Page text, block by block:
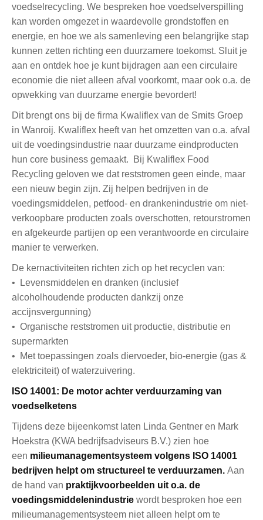
voedselrecycling. We bespreken hoe voedselverspilling
kan worden omgezet in waardevolle grondstoffen en
energie, en hoe we als samenleving een belangrijke stap
kunnen zetten richting een duurzamere toekomst. Sluit je
aan en ontdek hoe je kunt bijdragen aan een circulaire
economie die niet alleen afval voorkomt, maar ook o.a. de
opwekking van duurzame energie bevordert!
Dit brengt ons bij de firma Kwaliflex van de Smits Groep
in Wanroij. Kwaliflex heeft van het omzetten van o.a. afval
uit de voedingsindustrie naar duurzame eindproducten
hun core business gemaakt. Bij Kwaliflex Food
Recycling geloven we dat reststromen geen einde, maar
een nieuw begin zijn. Zij helpen bedrijven in de
voedingsmiddelen, petfood- en drankenindustrie om niet-
verkoopbare producten zoals overschotten, retourstromen
en afgekeurde partijen op een verantwoorde en circulaire
manier te verwerken.
De kernactiviteiten richten zich op het recyclen van:
• Levensmiddelen en dranken (inclusief
alcoholhoudende producten dankzij onze
accijnsvergunning)
• Organische reststromen uit productie, distributie en
supermarkten
• Met toepassingen zoals diervoeder, bio-energie (gas &
elektriciteit) of waterzuivering.
ISO 14001: De motor achter verduurzaming van
voedselketens
Tijdens deze bijeenkomst laten Linda Gentner en Mark
Hoekstra (KWA bedrijfsadviseurs B.V.) zien hoe
een milieumanagementsysteem volgens ISO 14001
bedrijven helpt om structureel te verduurzamen. Aan
de hand van praktijkvoorbeelden uit o.a. de
voedingsmiddelenindustrie wordt besproken hoe een
milieumanagementsysteem niet alleen helpt om te